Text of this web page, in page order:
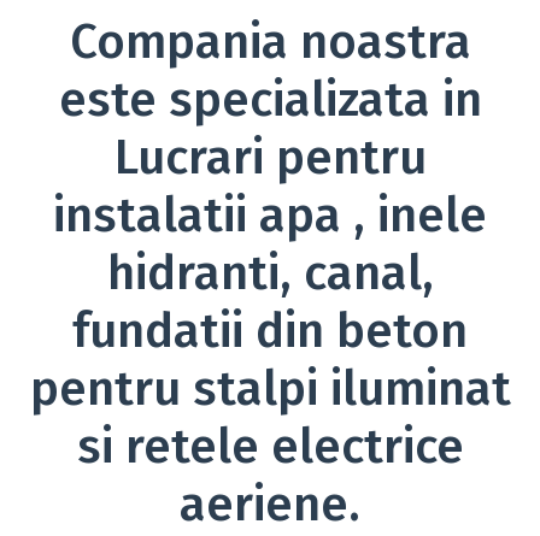
Button
Compania noastra
este specializata in
Lucrari pentru
instalatii apa , inele
hidranti, canal,
fundatii din beton
pentru stalpi iluminat
si retele electrice
aeriene.